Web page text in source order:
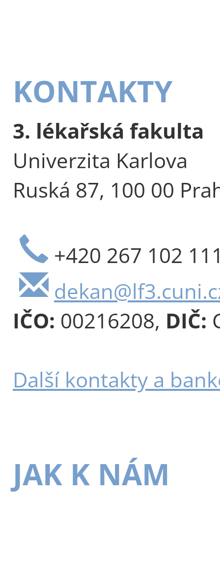
KONTAKTY
3. lékařská fakulta
Univerzita Karlova
Ruská 87, 100 00
+420 267 102
IČO: 00216208, DIČ:
Další kontakty a
JAK K NÁM